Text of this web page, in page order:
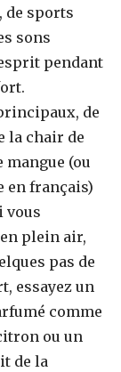
de sports
sons
pendant
de
la chair de
(ou
en français)
vous
plein air,
pas de
essayez un
comme
ou un
de la